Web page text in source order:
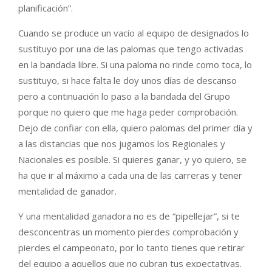
planificación”.
Cuando se produce un vacío al equipo de designados lo
sustituyo por una de las palomas que tengo activadas
en la bandada libre. Si una paloma no rinde como toca, lo
sustituyo, si hace falta le doy unos días de descanso
pero a continuación lo paso a la bandada del Grupo
porque no quiero que me haga peder comprobación.
Dejo de confiar con ella, quiero palomas del primer día y
a las distancias que nos jugamos los Regionales y
Nacionales es posible. Si quieres ganar, y yo quiero, se
ha que ir al máximo a cada una de las carreras y tener
mentalidad de ganador.
Y una mentalidad ganadora no es de “pipellejar”, si te
desconcentras un momento pierdes comprobación y
pierdes el campeonato, por lo tanto tienes que retirar
del equipo a aquellos que no cubran tus expectativas.